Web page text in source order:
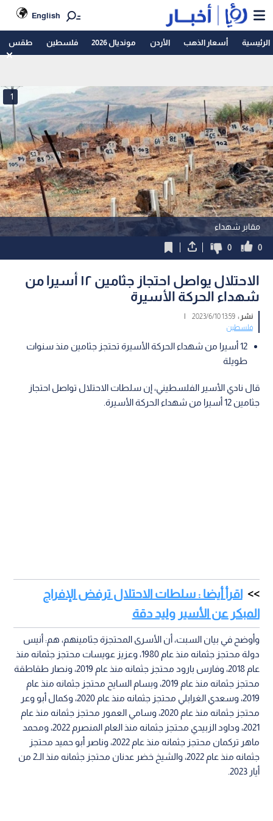
English
الرئيسية أسعار الذهب الأردن مونديال 2026 فلسطين طقس
مقابر شهداء
1
0
0
الاحتلال يواصل احتجاز جثامين ١٢ أسيرا من
شهداء الحركة الأسيرة
نشر :13:59 2023/6/10
|
فلسطين
12 أسيرا من شهداء الحركة الأسيرة تحتجز جثامين منذ سنوات
طويلة
قال نادي الأسير الفلسطيني، إن سلطات الاحتلال تواصل احتجاز
جثامين 12 أسيرا من شهداء الحركة الأسيرة.
اقرأ أيضا : سلطات الاحتلال ترفض الإفراج
المبكر عن الأسير وليد دقة
وأوضح في بيان السبت، أن الأسرى المحتجزة جثامينهم، هم: أنيس
دولة محتجز جثمانه منذ عام 1980، وعزيز عويسات محتجز جثمانه منذ
عام 2018، وفارس بارود محتجز جثمانه منذ عام 2019، ونصار طقاطقة
محتجز جثمانه منذ عام 2019، وبسام السايح محتجز جثمانه منذ عام
2019، وسعدي الغرابلي محتجز جثمانه منذ عام 2020، وكمال أبو وعر
محتجز جثمانه منذ عام 2020، وسامي العمور محتجز جثمانه منذ عام
2021، وداود الزبيدي محتجز جثمانه منذ العام المنصرم 2022، ومحمد
ماهر تركمان محتجز جثمانه منذ عام 2022، وناصر أبو حميد محتجز
جثمانه منذ عام 2022، والشيخ خضر عدنان محتجز جثمانه منذ الـ2 من
أيار 2023.